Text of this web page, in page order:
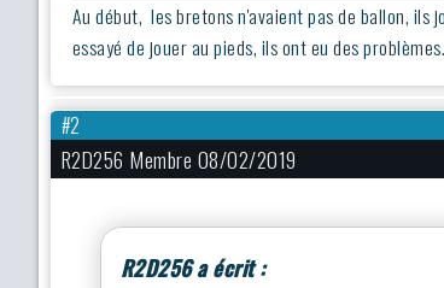
Au début, les bretons n'avaient pas de ballon, ils
essayé de jouer au pieds, ils ont eu des problèmes.
#2
R2D256 Membre 08/02/2019
R2D256 a écrit :